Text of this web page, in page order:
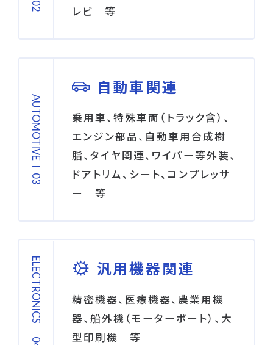
レビ 等
AUTOMOTIVE
自動車関連
乗用車、特殊車両（トラック含）、
エンジン部品、自動車用合成樹
脂、タイヤ関連、ワイパー等外装、
ドアトリム、シート、コンプレッサ
ー 等
ELECTRONICS 汎用機器関連
精密機器、医療機器、農業用機
器、船外機（モーターボート）、大
型印刷機 等